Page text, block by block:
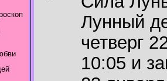
Лунный
четверг
10:05 и